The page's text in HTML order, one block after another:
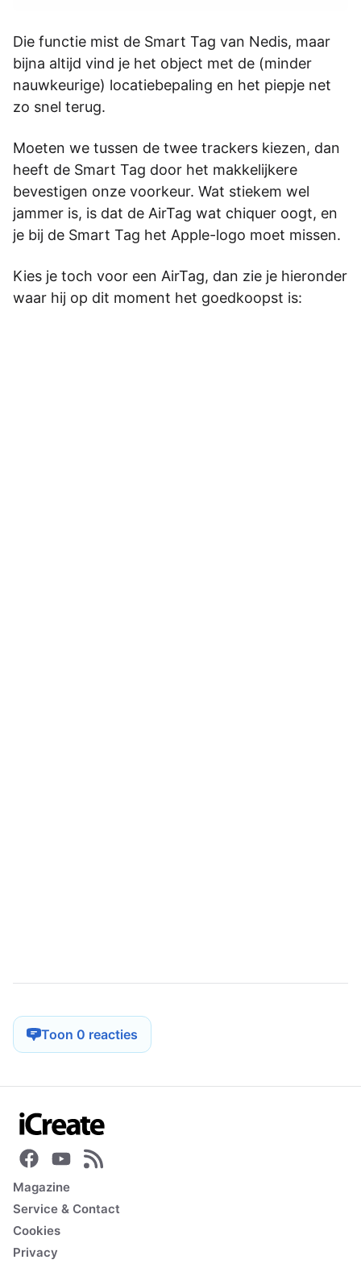
Die functie mist de Smart Tag van Nedis, maar
bijna altijd vind je het object met de (minder
nauwkeurige) locatiebepaling en het piepje net
zo snel terug.
Moeten we tussen de twee trackers kiezen, dan
heeft de Smart Tag door het makkelijkere
bevestigen onze voorkeur. Wat stiekem wel
jammer is, is dat de AirTag wat chiquer oogt, en
je bij de Smart Tag het Apple-logo moet missen.
Kies je toch voor een AirTag, dan zie je hieronder
waar hij op dit moment het goedkoopst is:
Toon 0 reacties
Magazine
Service & Contact
Cookies
Privacy